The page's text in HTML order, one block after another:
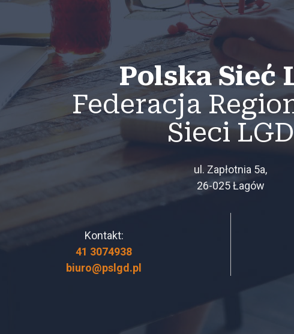
Polska Sieć
Federacja
Sieci LGD
ul. Zapłotnia 5a,
26-025 Łagów
Kontakt:
41 3074938
biuro@pslgd.pl